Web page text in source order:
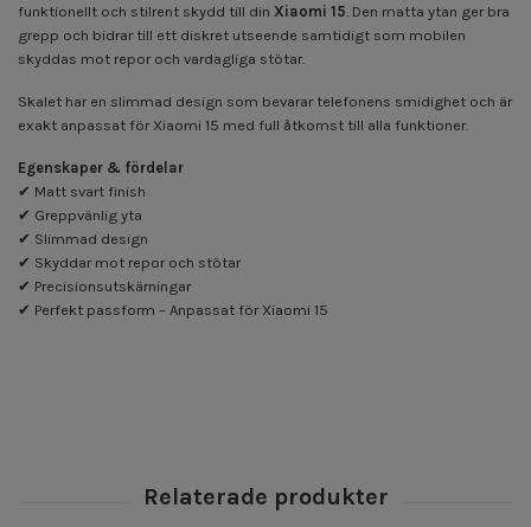
funktionellt och stilrent skydd till din Xiaomi 15 . Den matta ytan ger bra
grepp och bidrar till ett diskret utseende samtidigt som mobilen
skyddas mot repor och vardagliga stötar.
Skalet har en slimmad design som bevarar telefonens smidighet och är
exakt anpassat för Xiaomi 15 med full åtkomst till alla funktioner.
Egenskaper & fördelar
✔ Matt svart finish
✔ Greppvänlig yta
✔ Slimmad design
✔ Skyddar mot repor och stötar
✔ Precisionsutskärningar
✔ Perfekt passform – Anpassat för Xiaomi 15